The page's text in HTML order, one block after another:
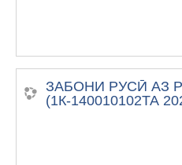
ЗАБОНИ РУСӢ АЗ
(1К-140010102ТА